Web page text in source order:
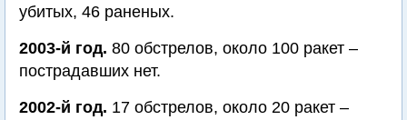
убитых, 46 раненых.
2003-й год. 80 обстрелов, около 100 ракет –
пострадавших нет.
2002-й год. 17 обстрелов, около 20 ракет –